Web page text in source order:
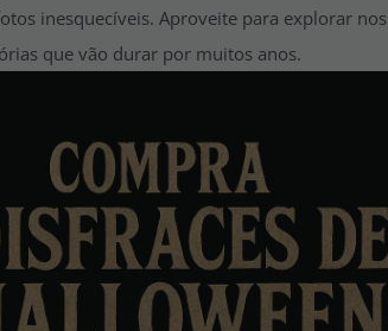
inesquecíveis. Aproveite para explorar
que vão durar por muitos anos.